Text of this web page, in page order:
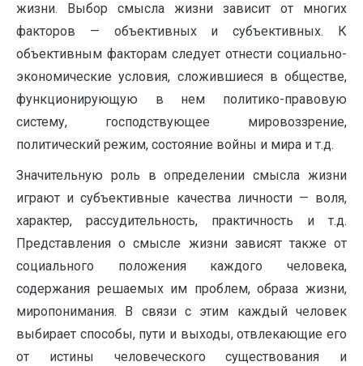
жизни. Выбор смысла жизни зависит от многих
факторов — объективных и субъективных. К
объективным факторам следует отнести социально-
экономические условия, сложившиеся в обществе,
функционирующую в нем политико-правовую
систему, господствующее мировоззрение,
политический режим, состояние войны и мира и т.д.
Значительную роль в определении смысла жизни
играют и субъективные качества личности — воля,
характер, рассудительность, практичность и т.д.
Представления о смысле жизни зависят также от
социального положения каждого человека,
содержания решаемых им проблем, образа жизни,
миропонимания. В связи с этим каждый человек
выбирает способы, пути и выходы, отвлекающие его
от истины человеческого существования и